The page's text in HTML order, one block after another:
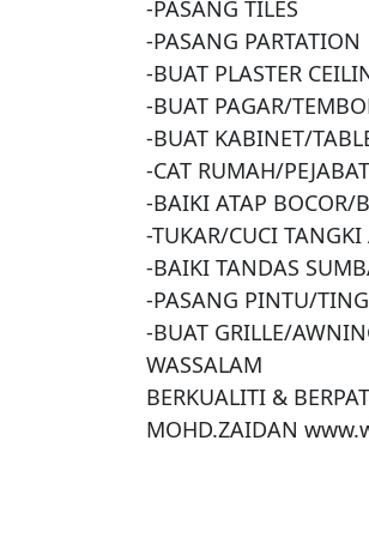
-PASANG TILES
-PASANG PARTATION
-BUAT PLASTER
-BUAT PAGAR/
-BUAT KABINET/
-CAT RUMAH/PEJABAT
-BAIKI ATAP BOCOR/
-TUKAR/CUCI TANGKI
-BAIKI TANDAS
-PASANG PINTU/
-BUAT GRILLE/
WASSALAM
BERKUALITI &
MOHD.ZAIDAN